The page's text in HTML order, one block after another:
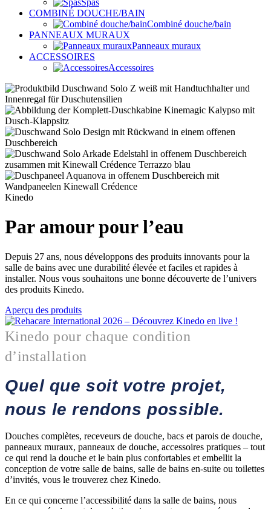
Spas
COMBINÉ DOUCHE/BAIN
Combiné douche/bain
PANNEAUX MURAUX
Panneaux muraux
ACCESSOIRES
Accessoires
Kinedo
Par amour pour l’eau
Depuis 27 ans, nous développons des produits innovants pour la
salle de bains avec une durabilité élevée et faciles et rapides à
installer. Nous vous souhaitons une bonne découverte de l’univers
des produits Kinedo.
Aperçu des produits
Kinedo pour chaque condition
d’installation
Quel que soit votre projet,
nous le rendons possible.
Douches complètes, receveurs de douche, bacs et parois de douche,
panneaux muraux, panneaux de douche, accessoires pratiques – tout
ce qui rend la douche et le bain plus confortables et embellit la
conception de votre salle de bains, salle de bains en-suite ou toilettes
d’invités, vous le trouverez chez Kinedo.
En ce qui concerne l’accessibilité dans la salle de bains, nous